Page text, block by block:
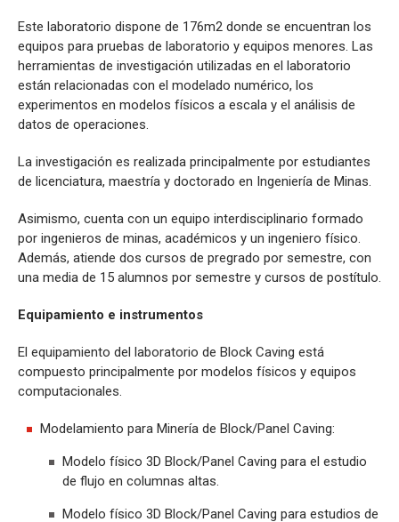
Este laboratorio dispone de 176m2 donde se encuentran los
equipos para pruebas de laboratorio y equipos menores. Las
herramientas de investigación utilizadas en el laboratorio
están relacionadas con el modelado numérico, los
experimentos en modelos físicos a escala y el análisis de
datos de operaciones.
La investigación es realizada principalmente por estudiantes
de licenciatura, maestría y doctorado en Ingeniería de Minas.
Asimismo, cuenta con un equipo interdisciplinario formado
por ingenieros de minas, académicos y un ingeniero físico.
Además, atiende dos cursos de pregrado por semestre, con
una media de 15 alumnos por semestre y cursos de postítulo.
Equipamiento e instrumentos
El equipamiento del laboratorio de Block Caving está
compuesto principalmente por modelos físicos y equipos
computacionales.
Modelamiento para Minería de Block/Panel Caving:
Modelo físico 3D Block/Panel Caving para el estudio
de flujo en columnas altas.
Modelo físico 3D Block/Panel Caving para estudios de